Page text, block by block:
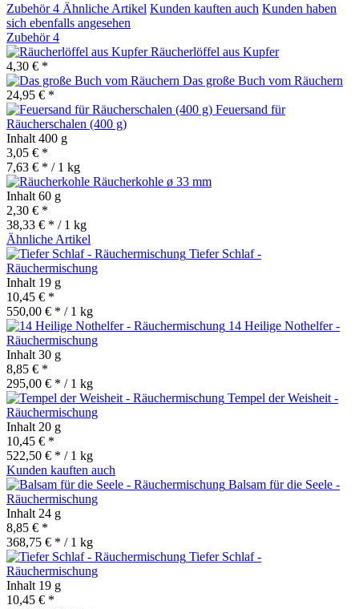
Zubehör4 Ähnliche Artikel Kunden kauften auch Kunden haben
sich ebenfalls angesehen
Zubehör4
Räucherlöffel aus Kupfer
4,30 € *
Das große Buch vom Räuchern
24,95 € *
Feuersand für
Räucherschalen (400 g)
Inhalt 400 g
3,05 € *
7,63 € * / 1 kg
Räucherkohle ø 33 mm
Inhalt 60 g
2,30 € *
38,33 € * / 1 kg
Ähnliche Artikel
Tiefer Schlaf -
Räuchermischung
Inhalt 19 g
10,45 € *
550,00 € * / 1 kg
14 Heilige Nothelfer -
Räuchermischung
Inhalt 30 g
8,85 € *
295,00 € * / 1 kg
Tempel der Weisheit -
Räuchermischung
Inhalt 20 g
10,45 € *
522,50 € * / 1 kg
Kunden kauften auch
Balsam für die Seele -
Räuchermischung
Inhalt 24 g
8,85 € *
368,75 € * / 1 kg
Tiefer Schlaf -
Räuchermischung
Inhalt 19 g
10,45 € *